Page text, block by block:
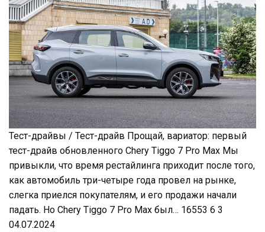
Тест-драйвы / Тест-драйв Прощай, вариатор: первый
тест-драйв обновленного Chery Tiggo 7 Pro Max Мы
привыкли, что время рестайлинга приходит после того,
как автомобиль три-четыре года провел на рынке,
слегка приелся покупателям, и его продажи начали
падать. Но Chery Tiggo 7 Pro Max был… 16553 6 3
04.07.2024